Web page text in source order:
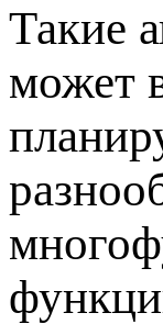
Такие
может